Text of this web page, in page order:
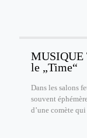
MUSIQUE
le „Time“
Dans les salons
souvent
d’une comète